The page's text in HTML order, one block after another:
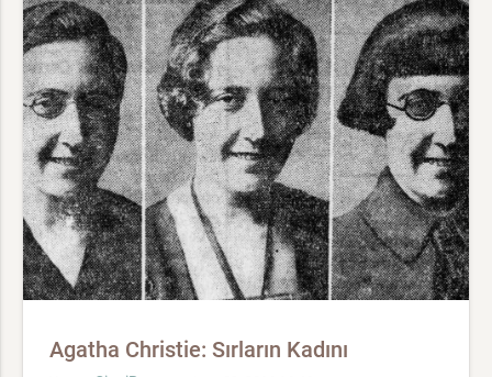
Agatha Christie: Sırların Kadını